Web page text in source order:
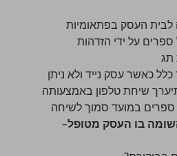
לבית העסק בפתאומיות
ספרים על ידי הזדהות
תג
כאשר עסק נייד ולא ניתן
שיחת טלפון באמצעותה
ספרים במועד סמוך לשיחה
בו העסק מטופל–